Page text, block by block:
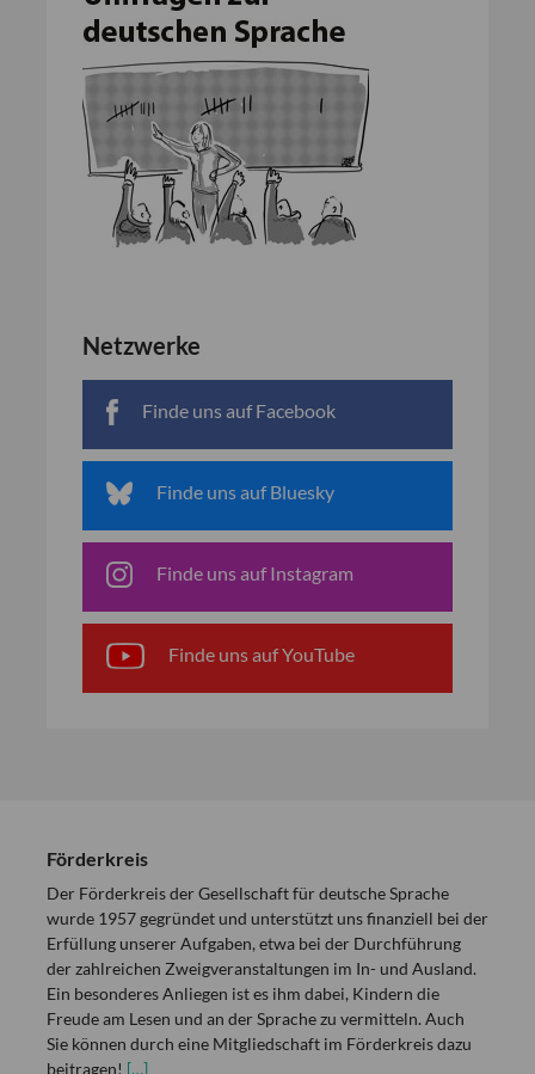
Netzwerke
Finde uns auf Facebook
Finde uns auf Bluesky
Finde uns auf Instagram
Finde uns auf YouTube
Förderkreis
Der Förderkreis der Gesellschaft für deutsche Sprache
wurde 1957 gegründet und unterstützt uns finanziell bei der
Erfüllung unserer Aufgaben, etwa bei der Durchführung
der zahlreichen Zweigveranstaltungen im In- und Ausland.
Ein besonderes Anliegen ist es ihm dabei, Kindern die
Freude am Lesen und an der Sprache zu vermitteln. Auch
Sie können durch eine Mitgliedschaft im Förderkreis dazu
beitragen! […]